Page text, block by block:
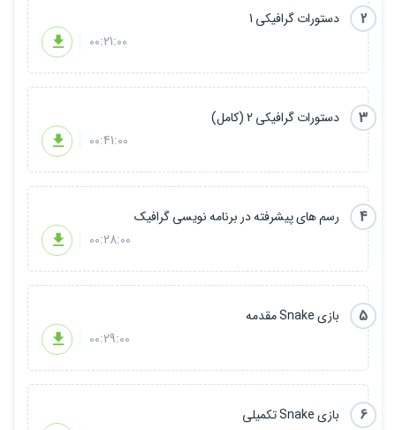
2
دستورات گرافیکی 1
00:21:00
3
دستورات گرافیکی 2 (کامل)
00:41:00
4
رسم های پیشرفته در برنامه نویسی گرافیک
00:28:00
5
بازی Snake مقدمه
00:29:00
6
بازی Snake تکمیلی